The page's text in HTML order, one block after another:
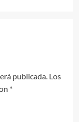
publicada. Los
*